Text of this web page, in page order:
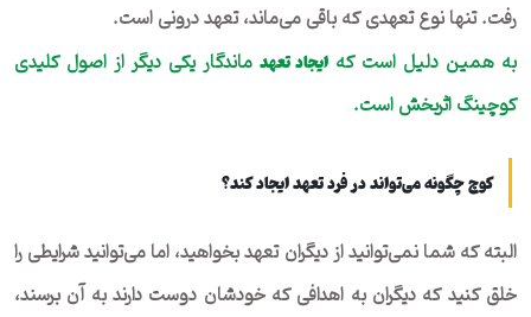
رفت. تنها نوع تعهدی که باقی می‌ماند، تعهد درونی است.
به همین دلیل است که ایجاد تعهد ماندگار یکی دیگر از اصول کلیدی
کوچینگ اثربخش است.
کوچ چگونه می‌تواند در فرد تعهد ایجاد کند؟
البته که شما نمی‌توانید از دیگران تعهد بخواهید، اما می‌توانید شرایطی را
خلق کنید که دیگران به اهدافی که خودشان دوست دارند به آن برسند،